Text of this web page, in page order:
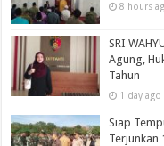
8 hours
SRI
Agung,
Tahun
1 day ago
Siap
Terjunkan